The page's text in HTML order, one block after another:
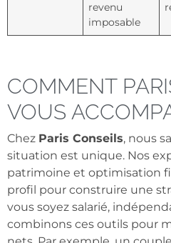
revenu
imposable
COMMENT
VOUS
Chez Paris Conseils, nous
situation est unique. Nos
patrimoine et optimisation
profil pour construire une
vous soyez salarié,
combinons ces outils pour